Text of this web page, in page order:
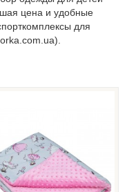
цена и удобные
для